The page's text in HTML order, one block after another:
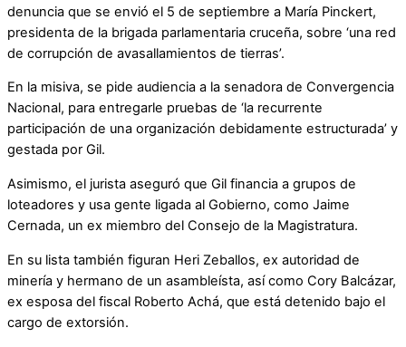
denuncia que se envió el 5 de septiembre a María Pinckert,
presidenta de la brigada parlamentaria cruceña, sobre ‘una red
de corrupción de avasallamientos de tierras’.
En la misiva, se pide audiencia a la senadora de Convergencia
Nacional, para entregarle pruebas de ‘la recurrente
participación de una organización debidamente estructurada’ y
gestada por Gil.
Asimismo, el jurista aseguró que Gil financia a grupos de
loteadores y usa gente ligada al Gobierno, como Jaime
Cernada, un ex miembro del Consejo de la Magistratura.
En su lista también figuran Heri Zeballos, ex autoridad de
minería y hermano de un asambleísta, así como Cory Balcázar,
ex esposa del fiscal Roberto Achá, que está detenido bajo el
cargo de extorsión.